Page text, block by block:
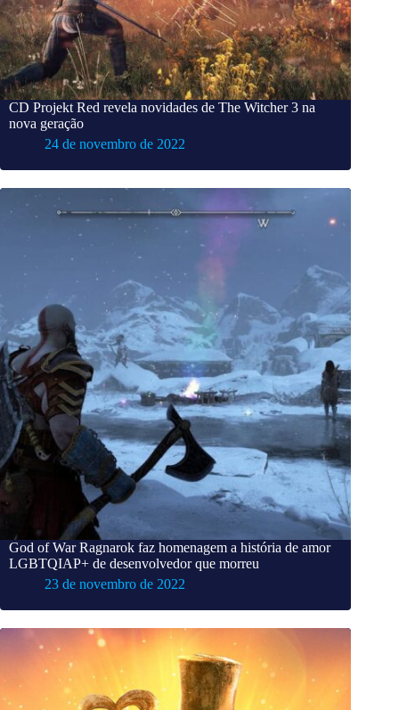
CD Projekt Red revela novidades de The Witcher 3 na
nova geração
24 de novembro de 2022
God of War Ragnarok faz homenagem a história de amor
LGBTQIAP+ de desenvolvedor que morreu
23 de novembro de 2022